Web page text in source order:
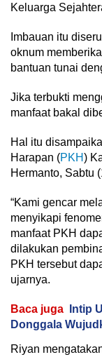
Keluarga
Imbauan itu
oknum
bantuan tunai
Jika terbukti
manfaat bakal
Hal itu
Harapan (PKH)
Hermanto, Sabtu
“Kami gencar
menyikapi
manfaat PKH
dilakukan
PKH tersebut
ujarnya.
Baca juga
Intip
Donggala
Riyan